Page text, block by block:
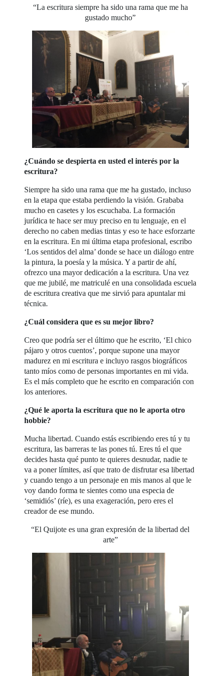
“La escritura siempre ha sido una rama que me ha
gustado mucho”
¿Cuándo se despierta en usted el interés por la
escritura?
Siempre ha sido una rama que me ha gustado, incluso
en la etapa que estaba perdiendo la visión. Grababa
mucho en casetes y los escuchaba. La formación
jurídica te hace ser muy preciso en tu lenguaje, en el
derecho no caben medias tintas y eso te hace esforzarte
en la escritura. En mi última etapa profesional, escribo
‘Los sentidos del alma’ donde se hace un diálogo entre
la pintura, la poesía y la música. Y a partir de ahí,
ofrezco una mayor dedicación a la escritura. Una vez
que me jubilé, me matriculé en una consolidada escuela
de escritura creativa que me sirvió para apuntalar mi
técnica.
¿Cuál considera que es su mejor libro?
Creo que podría ser el último que he escrito, ‘El chico
pájaro y otros cuentos’, porque supone una mayor
madurez en mi escritura e incluyo rasgos biográficos
tanto míos como de personas importantes en mi vida.
Es el más completo que he escrito en comparación con
los anteriores.
¿Qué le aporta la escritura que no le aporta otro
hobbie?
Mucha libertad. Cuando estás escribiendo eres tú y tu
escritura, las barreras te las pones tú. Eres tú el que
decides hasta qué punto te quieres desnudar, nadie te
va a poner límites, así que trato de disfrutar esa libertad
y cuando tengo a un personaje en mis manos al que le
voy dando forma te sientes como una especia de
‘semidiós’ (ríe), es una exageración, pero eres el
creador de ese mundo.
“El Quijote es una gran expresión de la libertad del
arte”